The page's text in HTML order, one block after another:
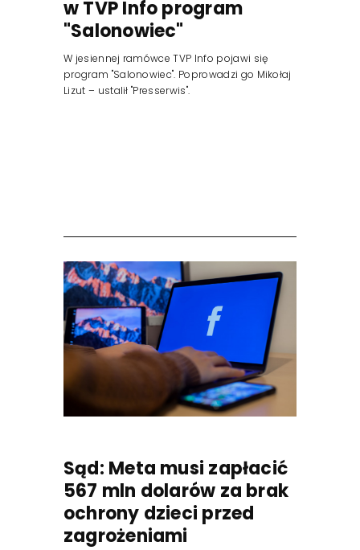
w TVP Info program
"Salonowiec"
W jesiennej ramówce TVP Info pojawi się
program "Salonowiec". Poprowadzi go Mikołaj
Lizut – ustalił "Presserwis".
Sąd: Meta musi zapłacić
567 mln dolarów za brak
ochrony dzieci przed
zagrożeniami